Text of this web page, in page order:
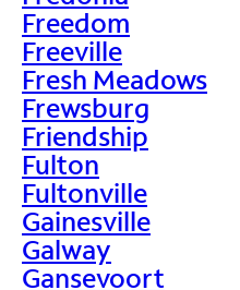
Freedom
Freeville
Fresh Meadows
Frewsburg
Friendship
Fulton
Fultonville
Gainesville
Galway
Gansevoort